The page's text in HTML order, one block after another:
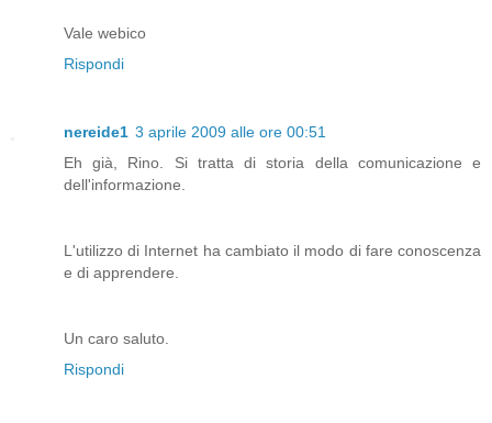
Vale webico
Rispondi
nereide1 3 aprile 2009 alle ore 00:51
Eh già, Rino. Si tratta di storia della comunicazione e
dell'informazione.
L'utilizzo di Internet ha cambiato il modo di fare conoscenza
e di apprendere.
Un caro saluto.
Rispondi